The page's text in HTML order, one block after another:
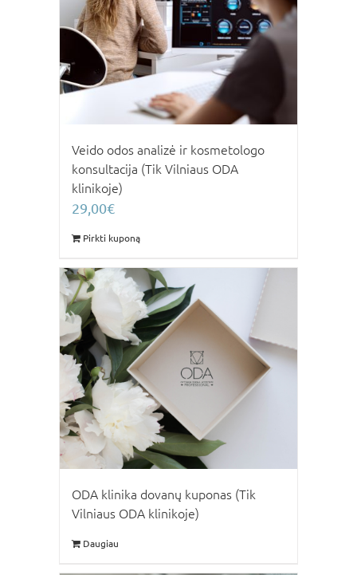
Veido odos analizė ir kosmetologo
konsultacija (Tik Vilniaus ODA
klinikoje)
29,00€
Pirkti kuponą
ODA klinika dovanų kuponas (Tik
Vilniaus ODA klinikoje)
Daugiau